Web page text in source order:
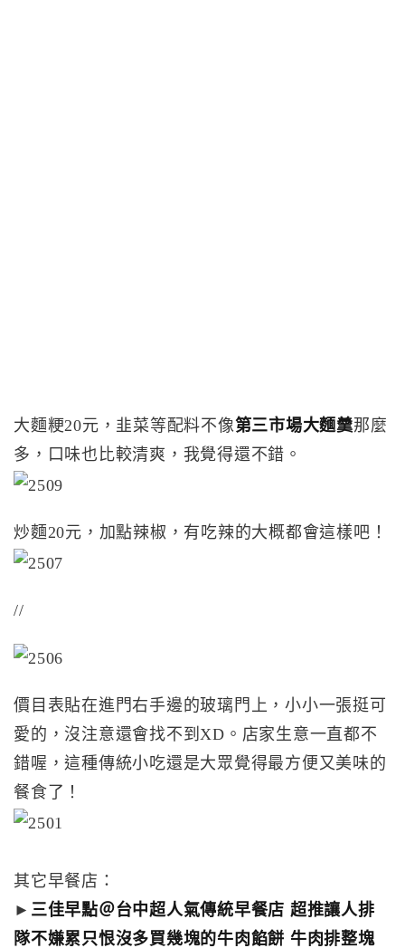
大麵粳20元，韭菜等配料不像第三市場大麵羹那麼
多，口味也比較清爽，我覺得還不錯。
炒麵20元，加點辣椒，有吃辣的大概都會這樣吧！
//
價目表貼在進門右手邊的玻璃門上，小小一張挺可
愛的，沒注意還會找不到XD。店家生意一直都不
錯喔，這種傳統小吃還是大眾覺得最方便又美味的
餐食了！
其它早餐店：
► 三佳早點＠台中超人氣傳統早餐店 超推讓人排
隊不嫌累只恨沒多買幾塊的牛肉餡餅 牛肉排整塊